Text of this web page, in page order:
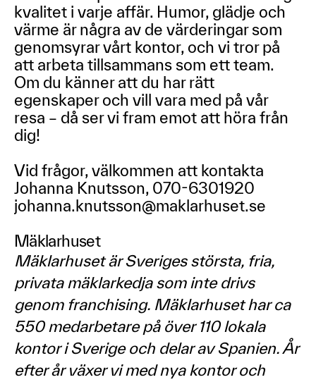
kvalitet i varje affär. Humor, glädje och
värme är några av de värderingar som
genomsyrar vårt kontor, och vi tror på
att arbeta tillsammans som ett team.
Om du känner att du har rätt
egenskaper och vill vara med på vår
resa – då ser vi fram emot att höra från
dig!
Vid frågor, välkommen att kontakta
Johanna Knutsson, 070-6301920
johanna.knutsson@maklarhuset.se
Mäklarhuset
Mäklarhuset är Sveriges största, fria,
privata mäklarkedja som inte drivs
genom franchising. Mäklarhuset har ca
550 medarbetare på över 110 lokala
kontor i Sverige och delar av Spanien. År
efter år växer vi med nya kontor och